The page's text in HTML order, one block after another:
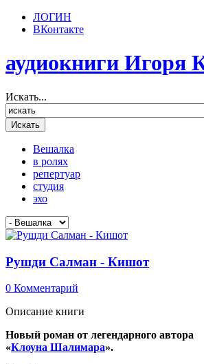
ЛОГИН
ВКонтакте
аудиокниги Игоря
Искать...
Вешалка
в ролях
репертуар
студия
эхо
Рушди Салман - Кишот
0 Комментарий
Описание книги
Новый роман от легендарного автора
«Клоуна Шалимара».